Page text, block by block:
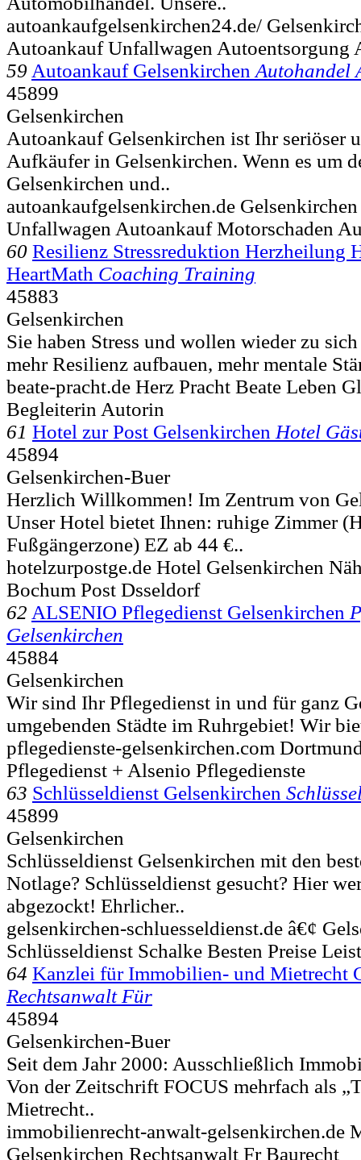
autoankaufgelsenkirchen24.de/
Autoankauf Unfallwagen Autoentsorgung
59 Autoankauf Gelsenkirchen Autohandel
45899
Gelsenkirchen
Autoankauf Gelsenkirchen ist Ihr seriöser
Aufkäufer in Gelsenkirchen. Wenn es um
Gelsenkirchen und..
autoankaufgelsenkirchen.de
Unfallwagen Autoankauf Motorschaden
60 Resilienz Stressreduktion Herzheilung
HeartMath Coaching Training
45883
Gelsenkirchen
Sie haben Stress und wollen wieder zu
mehr Resilienz aufbauen, mehr mentale
beate-pracht.de Herz Pracht Beate Leben
Begleiterin Autorin
61 Hotel zur Post Gelsenkirchen Hotel
45894
Gelsenkirchen-Buer
Herzlich Willkommen! Im Zentrum von
Unser Hotel bietet Ihnen: ruhige Zimmer
Fußgängerzone) EZ ab 44 €..
hotelzurpostge.de Hotel Gelsenkirchen
Bochum Post Dsseldorf
62 ALSENIO Pflegedienst Gelsenkirchen
Gelsenkirchen
45884
Gelsenkirchen
Wir sind Ihr Pflegedienst in und für ganz
umgebenden Städte im Ruhrgebiet! Wir
pflegedienste-gelsenkirchen.com
Pflegedienst + Alsenio Pflegedienste
63 Schlüsseldienst Gelsenkirchen
45899
Gelsenkirchen
Schlüsseldienst Gelsenkirchen mit den
Notlage? Schlüsseldienst gesucht? Hier
abgezockt! Ehrlicher..
gelsenkirchen-schluesseldienst.de â€¢
Schlüsseldienst Schalke Besten Preise
64 Kanzlei für Immobilien- und Mietrecht
Rechtsanwalt Für
45894
Gelsenkirchen-Buer
Seit dem Jahr 2000: Ausschließlich
Von der Zeitschrift FOCUS mehrfach als
Mietrecht..
immobilienrecht-anwalt-gelsenkirchen.de
Gelsenkirchen Rechtsanwalt Fr Baurecht